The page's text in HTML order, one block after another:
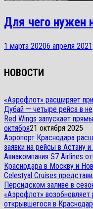
Для чего нужен
1 марта 20206 апреля 2021
НОВОСТИ
«Аэрофлот» расширяет
Дубай — четыре рейса в
Red Wings запускает
октября21 октября 2025
Аэропорт Краснодара
заявки на рейсы в Астану
Авиакомпания S7 Airlines
Краснодара в Москву и
Celestyal Cruises
Персидском заливе в
«Аэрофлот»
открывшегося в